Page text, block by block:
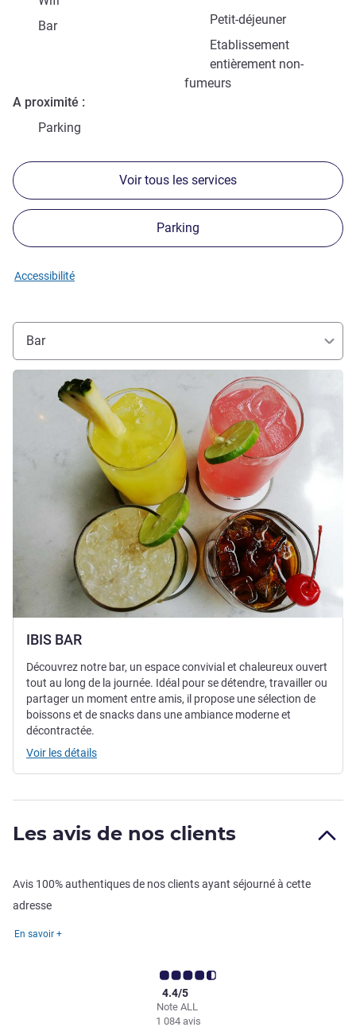
Petit-déjeuner
Bar
Etablissement
entièrement non-
fumeurs
A proximité
Parking
Voir tous les services
Parking
Accessibilité
Bar
IBIS BAR
Voir les détails
Découvrez notre bar, un espace convivial et chaleureux ouvert
tout au long de la journée. Idéal pour se détendre, travailler ou
partager un moment entre amis, il propose une sélection de
boissons et de snacks dans une ambiance moderne et
décontractée.
Voir les détails
Les avis de nos clients
Avis 100% authentiques de nos clients ayant séjourné à cette
adresse
En savoir +
Note ALL
4.4/5
1 084 avis